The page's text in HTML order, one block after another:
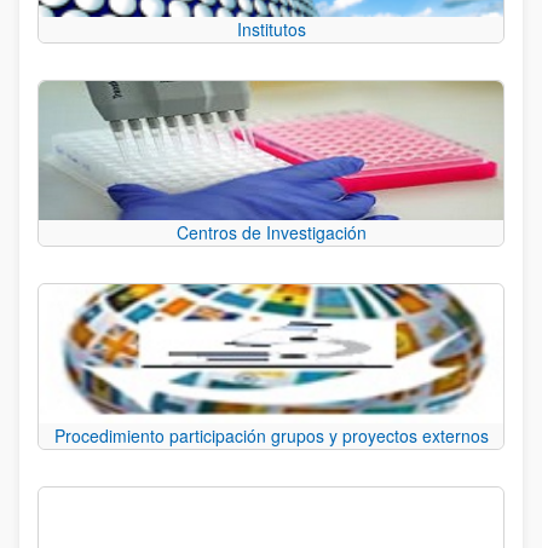
Institutos
Centros de Investigación
Procedimiento participación grupos y proyectos externos